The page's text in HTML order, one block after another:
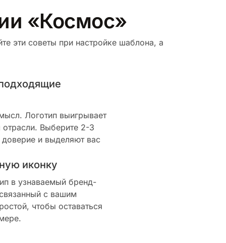
«Космос»
эти советы при настройке шаблона, а
Логотип выигрывает
Выберите 2-3
и выделяют вас
иконку
в узнаваемый бренд-
с вашим
чтобы оставаться